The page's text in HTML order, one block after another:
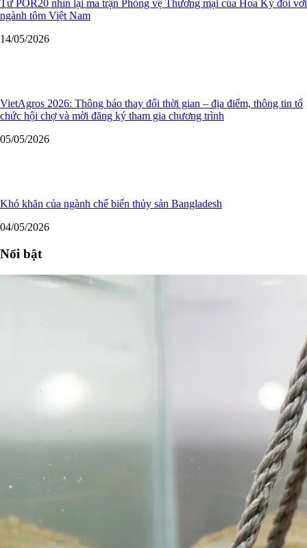
Từ POR20 nhìn lại ma trận Phòng vệ Thương mại của Hoa Kỳ đối với
ngành tôm Việt Nam
14/05/2026
VietAgros 2026: Thông báo thay đổi thời gian – địa điểm, thông tin tổ
chức hội chợ và mời đăng ký tham gia chương trình
05/05/2026
Khó khăn của ngành chế biến thủy sản Bangladesh
04/05/2026
Nổi bật